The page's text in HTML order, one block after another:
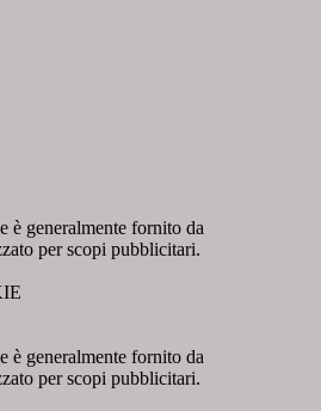
è generalmente fornito da
per scopi pubblicitari.
è generalmente fornito da
per scopi pubblicitari.